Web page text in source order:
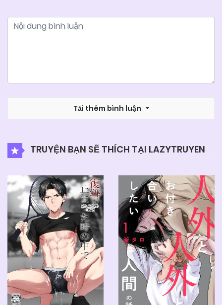
Chapter 3 04/06/2025
Tải thêm bình luận
TRUYỆN BẠN SẼ THÍCH TẠI LAZYTRUYEN